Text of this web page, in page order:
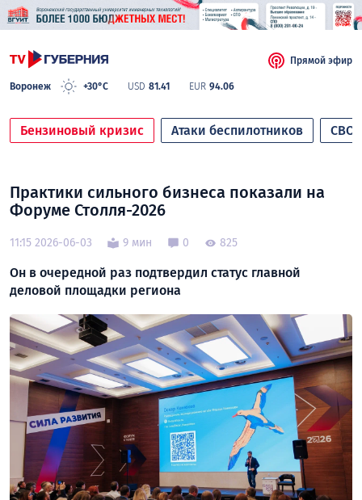
Воронеж +30°C USD 81.41 EUR 94.06
Прямой эфир
Бензиновый кризис Атаки беспилотников СВО
Практики сильного бизнеса показали на
Форуме Столля-2026
11:15 2026-06-03 9 мин 0 825
Он в очередной раз подтвердил статус главной
деловой площадки региона